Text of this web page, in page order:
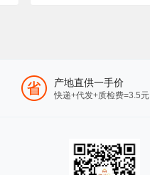
产地直供一手价
快递+代发+质检费=3.5元